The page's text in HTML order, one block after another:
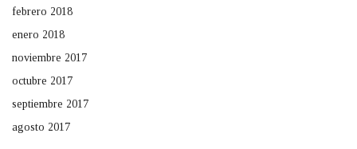
febrero 2018
enero 2018
noviembre 2017
octubre 2017
septiembre 2017
agosto 2017